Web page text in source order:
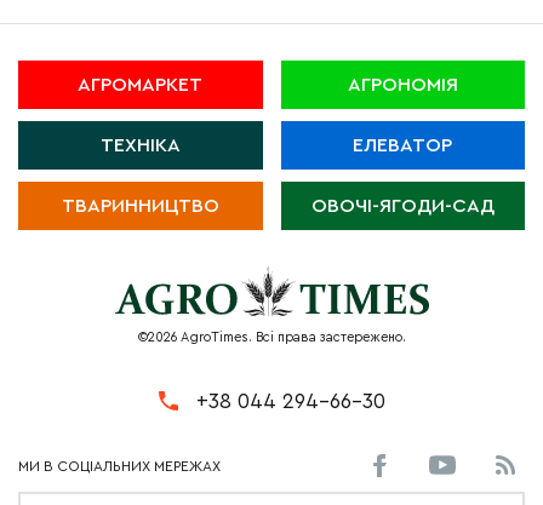
АГРОМАРКЕТ АГРОНОМІЯ
ТЕХНІКА ЕЛЕВАТОР
ТВАРИННИЦТВО ОВОЧІ-ЯГОДИ-САД
©2026 AgroTimes. Всі права застережено.
+38 044 294-66-30